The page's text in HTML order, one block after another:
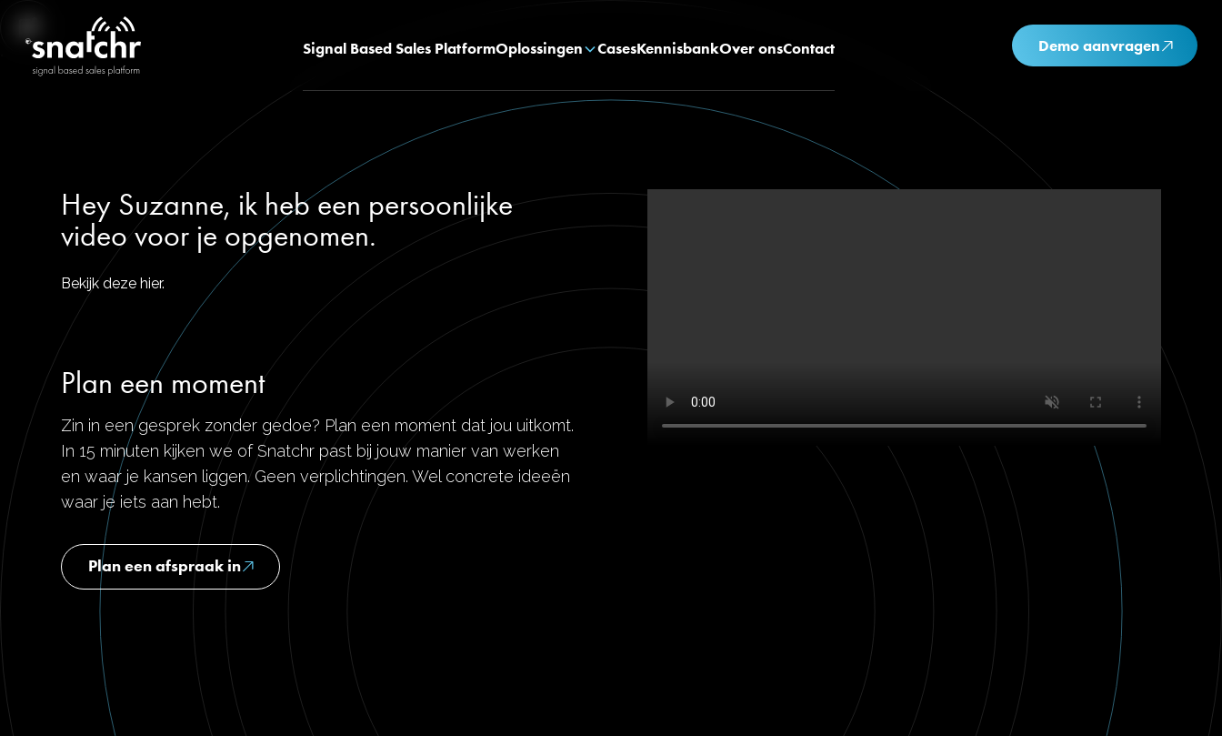
Signal Based Sales PlatformOplossingen CasesKennisbankOver onsContact Demo aanvragen
Hey Suzanne, ik heb een persoonlijke
video voor je opgenomen.
Bekijk deze hier.
Plan een moment
Zin in een gesprek zonder gedoe? Plan een moment dat jou uitkomt.
In 15 minuten kijken we of Snatchr past bij jouw manier van werken
en waar je kansen liggen. Geen verplichtingen. Wel concrete ideeën
waar je iets aan hebt.
Plan een afspraak in